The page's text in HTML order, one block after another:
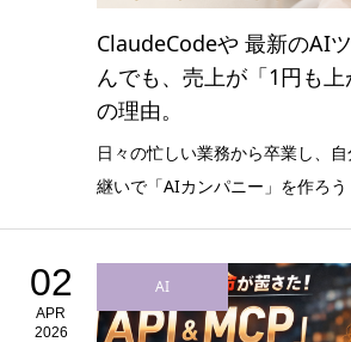
ClaudeCodeや 最新のAI
んでも、売上が「1円も
の理由。
日々の忙しい業務から卒業し、
継いで「AIカンパニー」を作ろ
02
APR
2026
AI